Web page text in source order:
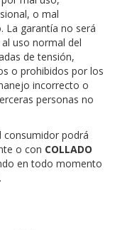
o mal
garantía no será
uso normal del
de tensión,
o prohibidos por los
incorrecto o
personas no
consumidor podrá
o con COLLADO
en todo momento